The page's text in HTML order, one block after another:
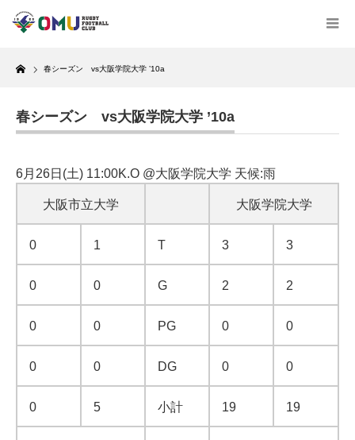
Home
春シーズン vs大阪学院大学 ’10a
春シーズン vs大阪学院大学 ’10a
6月26日(土) 11:00K.O @大阪学院大学 天候:雨
大阪市立大学 大阪学院大学
0 1 T 3 3
0 0 G 2 2
0 0 PG 0 0
0 0 DG 0 0
0 5 小計 19 19